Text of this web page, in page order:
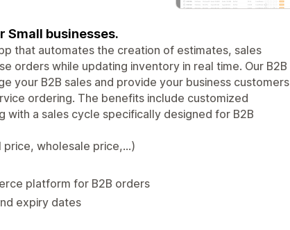
Small businesses.
that automates the creation of estimates, sales
orders while updating inventory in real time. Our B2B
your B2B sales and provide your business customers
ordering. The benefits include customized
a sales cycle specifically designed for B2B
wholesale price,...)
platform for B2B orders
expiry dates